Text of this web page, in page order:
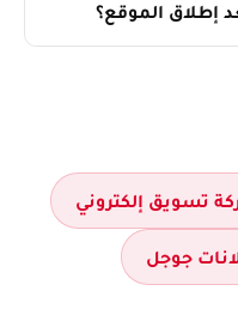
إطلاق الموقع؟
تسويق إلكتروني
جوجل